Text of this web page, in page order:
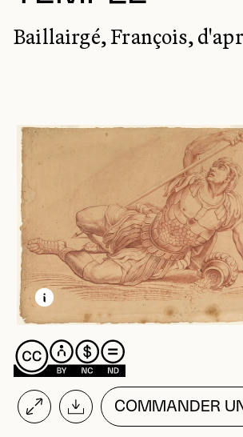
Baillairgé, François,
EN SAVOIR PLUS SUR
OUVRIR LA MODALE
COMMANDER